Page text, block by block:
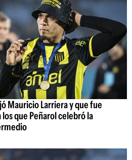
Mauricio Larriera y que fue
que Peñarol celebró la